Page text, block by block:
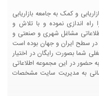
و کمک به جامعه بازاریابی
اندازی نموده و با تلاش و
اطلاعاتی مشاغل شهری و صنعتی و
سطح ایران و جهان بوده است
شما بصورت رایگان در اختیار
حضور در این مجموعه اطلاعاتی
رسانی به مدیریت سایت مشخصات